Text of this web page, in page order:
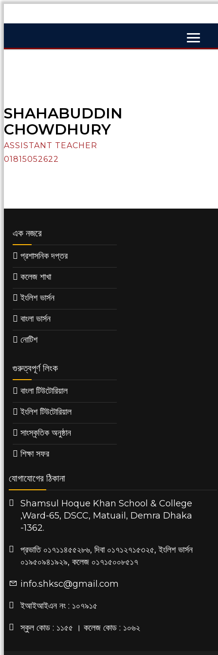
SHAHABUDDIN
CHOWDHURY
ASSISTANT TEACHER
01815052622
এক নজরে
প্রশাসনিক দপ্তর
কলেজ শাখা
ইংলিশ ভার্সন
বাংলা ভার্সন
নোটিশ
গুরুত্বপূর্ণ লিংক
বাংলা টিউটোরিয়াল
ইংলিশ টিউটোরিয়াল
সাংস্কৃতিক অনুষ্ঠান
শিক্ষা সফর
যোগাযোগের ঠিকানা
Shamsul Hoque Khan School & College
,Ward-65, DSCC, Matuail, Demra Dhaka
-1362.
প্রভাতি ০১৭১১৪৫৫২৮৬, দিবা ০১৭১২৭১৫৩২৫, ইংলিশ ভার্সন
০১৯৫০৯৪১৯২৯, কলেজ ০১৭১৫০০৮৫১৭
info.shksc@gmail.com
ইআইআইএন নং : ১০৭৯১৫
স্কুল কোড : ১১৫৫ । কলেজ কোড : ১০৬২